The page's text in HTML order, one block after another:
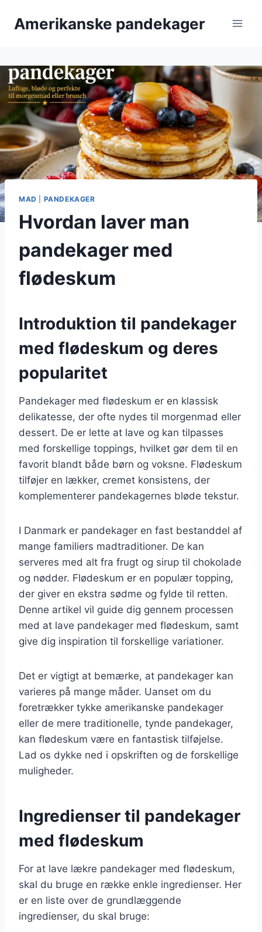
Amerikanske pandekager
MAD PANDEKAGER
Hvordan laver man
pandekager med
flødeskum
Introduktion til pandekager
med flødeskum og deres
popularitet
Pandekager med flødeskum er en klassisk
delikatesse, der ofte nydes til morgenmad eller
dessert. De er lette at lave og kan tilpasses
med forskellige toppings, hvilket gør dem til en
favorit blandt både børn og voksne. Flødeskum
tilføjer en lækker, cremet konsistens, der
komplementerer pandekagernes bløde tekstur.
I Danmark er pandekager en fast bestanddel af
mange familiers madtraditioner. De kan
serveres med alt fra frugt og sirup til chokolade
og nødder. Flødeskum er en populær topping,
der giver en ekstra sødme og fylde til retten.
Denne artikel vil guide dig gennem processen
med at lave pandekager med flødeskum, samt
give dig inspiration til forskellige variationer.
Det er vigtigt at bemærke, at pandekager kan
varieres på mange måder. Uanset om du
foretrækker tykke amerikanske pandekager
eller de mere traditionelle, tynde pandekager,
kan flødeskum være en fantastisk tilføjelse.
Lad os dykke ned i opskriften og de forskellige
muligheder.
Ingredienser til pandekager
med flødeskum
For at lave lækre pandekager med flødeskum,
skal du bruge en række enkle ingredienser. Her
er en liste over de grundlæggende
ingredienser, du skal bruge: